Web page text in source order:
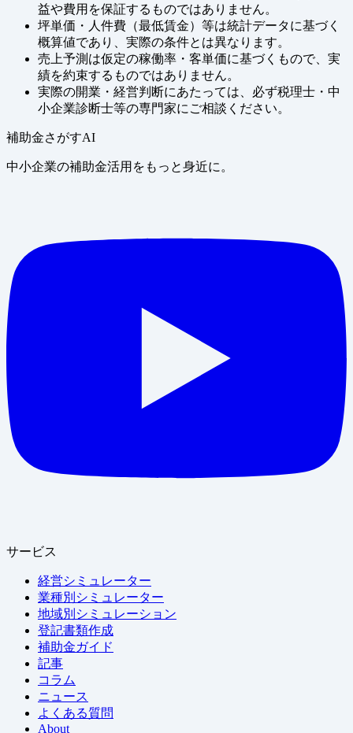
益や費用を保証するものではありません。
坪単価・人件費（最低賃金）等は統計データに基づく
概算値であり、実際の条件とは異なります。
売上予測は仮定の稼働率・客単価に基づくもので、実
績を約束するものではありません。
実際の開業・経営判断にあたっては、必ず税理士・中
小企業診断士等の専門家にご相談ください。
補助金さがすAI
中小企業の補助金活用をもっと身近に。
サービス
経営シミュレーター
業種別シミュレーター
地域別シミュレーション
登記書類作成
補助金ガイド
記事
コラム
ニュース
よくある質問
About